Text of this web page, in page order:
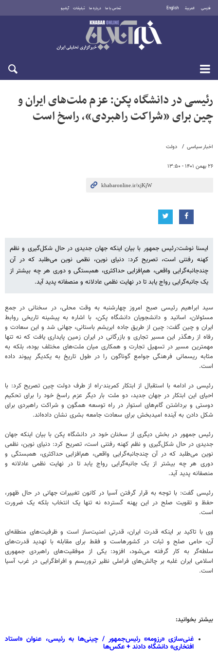
فارسی العربية English تماس با ما درباره ما تبلیغات آرشیو
پنجشنبه ۱۵ مرداد ۱۴۰۵
اخبار سیاسی دولت
۲۶ بهمن ۱۴۰۱ - ۱۳:۵۰
رئیسی در دانشگاه پکن: عزم ملت‌های ایران و
چین برای «شراکت راهبردی»، راسخ است
ایسنا نوشت:رئیس جمهور با بیان اینکه جهان جدیدی در حال شکل‌گیری و نظم
کهنه رفتنی است، تصریح کرد: دنیای نوین، نظمی نوین می‌طلبد که در آن
چندجانبه‌گرایی واقعی، هم‌افزایی حداکثری، همبستگی و دوری هر چه بیشتر از
یک جانبه‌گرایی رواج یابد تا در نهایت نظمی عادلانه و منصفانه پدید آید.
سید ابراهیم رئیسی صبح امروز چهارشنبه به وقت محلی، در سخنانی در جمع
مسئولان، اساتید و دانشجویان دانشگاه پکن، با اشاره به پیشینه تاریخی روابط
ایران و چین گفت: چین از طریق جاده ابریشم باستانی، جهانی شد و این سعادت و
رفاه از رهگذر این مسیر تجاری و بازرگانی در ایران زمین پایداری یافت که نه تنها
مهمترین مسیر در تسهیل تجارت و همکاری میان ملت‌های مختلف بوده، بلکه به
مثابه ریسمانی فرهنگی جوامع گوناگون را در طول تاریخ به یکدیگر پیوند داده
است.
رئیسی در ادامه با استقبال از ابتکار کمربند-راه از طرف دولت چین تصریح کرد: با
احیای این ابتکار در جهان جدید، دو ملت بار دیگر عزم راسخ خود را برای تحکیم
دوستی و برداشتن گام‌های استوار در راه توسعه همگون و شراکت راهبردی برای
شکل دادن به آینده امیدبخش برای سعادت جامعه بشری نشان داده‌اند.
رئیس جمهور در بخش دیگری از سخنان خود در دانشگاه پکن با بیان اینکه جهان
جدیدی در حال شکل‌گیری و نظم کهنه رفتنی است، تصریح کرد: دنیای نوین، نظمی
نوین می‌طلبد که در آن چندجانبه‌گرایی واقعی، هم‌افزایی حداکثری، همبستگی و
دوری هر چه بیشتر از یک جانبه‌گرایی رواج یابد تا در نهایت نظمی عادلانه و
منصفانه پدید آید.
رئیسی گفت: با توجه به قرار گرفتن آسیا در کانون تغییرات جهانی در حال ظهور،
حفظ و تقویت صلح در این پهنه گسترده نه تنها یک انتخاب بلکه یک ضرورت
است.
وی با تاکید بر اینکه قدرت ایران، قدرتی امنیت‌ساز است و ظرفیت‌های منطقه‌ای
آن، حامی صلح و ثبات در کشورهاست و فقط برای مقابله با تهدید قدرت‌های
سلطه‌گر به کار گرفته می‌شود، افزود: یکی از موفقیت‌های راهبردی جمهوری
اسلامی ایران غلبه بر چالش‌های فراملی نظیر تروریسم و افراط‌گرایی در غرب آسیا
است.
بیشتر بخوانید:
غنی‌سازی «رزومه» رئیس‌جمهور / چینی‌ها به رئیسی، عنوان «استاد
افتخاری» دانشگاه دادند + عکس‌ها